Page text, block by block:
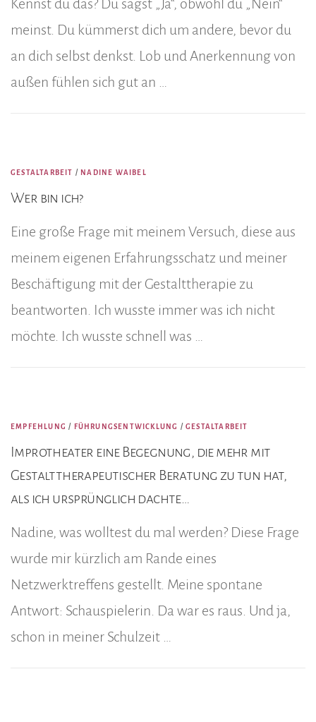
Kennst du das? Du sagst „Ja“, obwohl du „Nein“
meinst. Du kümmerst dich um andere, bevor du
an dich selbst denkst. Lob und Anerkennung von
außen fühlen sich gut an …
GESTALTARBEIT / NADINE WAIBEL
Wer bin ich?
Eine große Frage mit meinem Versuch, diese aus
meinem eigenen Erfahrungsschatz und meiner
Beschäftigung mit der Gestalttherapie zu
beantworten. Ich wusste immer was ich nicht
möchte. Ich wusste schnell was …
EMPFEHLUNG / FÜHRUNGSENTWICKLUNG /GESTALTARBEIT
Improtheater eine Begegnung, die mehr mit
Gestalttherapeutischer Beratung zu tun hat,
als ich ursprünglich dachte…
Nadine, was wolltest du mal werden? Diese Frage
wurde mir kürzlich am Rande eines
Netzwerktreffens gestellt. Meine spontane
Antwort: Schauspielerin. Da war es raus. Und ja,
schon in meiner Schulzeit …